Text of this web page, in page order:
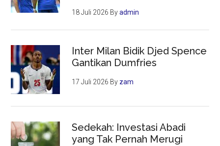
18 Juli 2026 Byadmin
Inter Milan Bidik Djed Spence
Gantikan Dumfries
17 Juli 2026 By zam
Sedekah: Investasi Abadi
yang Tak Pernah Merugi